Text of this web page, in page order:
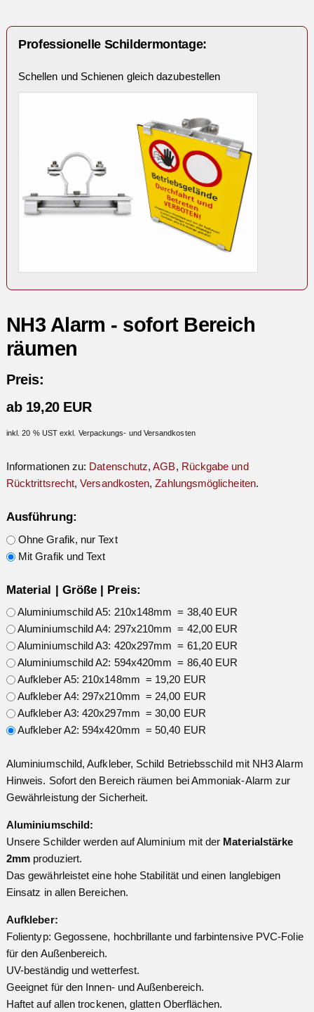
Professionelle Schildermontage:
Schellen und Schienen gleich dazubestellen
NH3 Alarm - sofort Bereich
räumen
Preis:
ab 19,20 EUR
inkl. 20 % UST exkl. Verpackungs- und Versandkosten
Informationen zu: Datenschutz,AGB, Rückgabe und
Rücktrittsrecht,Versandkosten,Zahlungsmöglicheiten.
Ausführung:
Ohne Grafik, nur Text
Mit Grafik und Text
Material | Größe | Preis:
Aluminiumschild A5: 210x148mm = 38,40 EUR
Aluminiumschild A4: 297x210mm = 42,00 EUR
Aluminiumschild A3: 420x297mm = 61,20 EUR
Aluminiumschild A2: 594x420mm = 86,40 EUR
Aufkleber A5: 210x148mm = 19,20 EUR
Aufkleber A4: 297x210mm = 24,00 EUR
Aufkleber A3: 420x297mm = 30,00 EUR
Aufkleber A2: 594x420mm = 50,40 EUR
Aluminiumschild, Aufkleber, Schild Betriebsschild mit NH3 Alarm
Hinweis. Sofort den Bereich räumen bei Ammoniak-Alarm zur
Gewährleistung der Sicherheit.
Aluminiumschild:
Unsere Schilder werden auf Aluminium mit der Materialstärke
2mm produziert.
Das gewährleistet eine hohe Stabilität und einen langlebigen
Einsatz in allen Bereichen.
Aufkleber:
Folientyp: Gegossene, hochbrillante und farbintensive PVC-Folie
für den Außenbereich.
UV-beständig und wetterfest.
Geeignet für den Innen- und Außenbereich.
Haftet auf allen trockenen, glatten Oberflächen.